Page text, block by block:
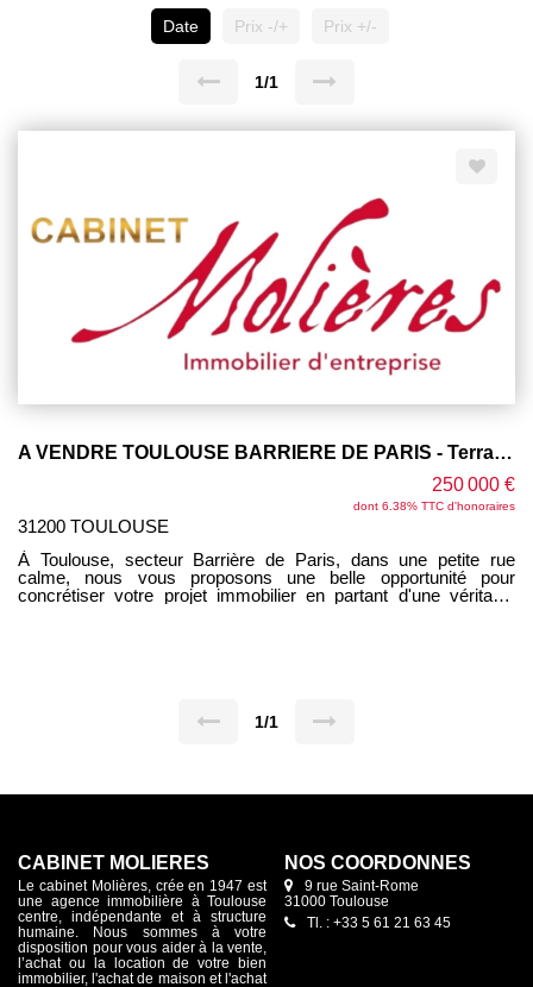
Date
Prix -/+ Prix +/-
1/1
A VENDRE TOULOUSE BARRIERE DE PARIS - Terrain avec garage/hangar à fort potentiel
250 000 €
dont 6.38% TTC d'honoraires
31200 TOULOUSE
À Toulouse, secteur Barrière de Paris, dans une petite rue
calme, nous vous proposons une belle opportunité pour
concrétiser votre projet immobilier en partant d'une véritable
démolition pour reconstruire selon vos envies et votre projet.
pied, et toutes les commodités (commerces, écoles, crèches,
1/1
CABINET MOLIÈRES
Le cabinet Molières, crée en 1947 est
une agence immobilière à Toulouse
centre, indépendante et à structure
humaine. Nous sommes à votre
disposition pour vous aider à la vente,
l’achat ou la location de votre bien
immobilier, l'achat de maison et l'achat
NOS COORDONNES
9 rue Saint-Rome
31000 Toulouse
Tl. : +33 5 61 21 63 45